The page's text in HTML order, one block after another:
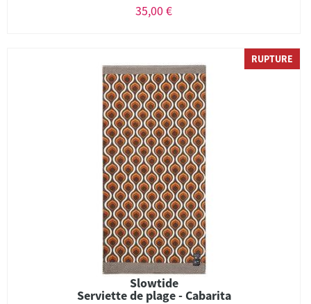
35,00 €
RUPTURE
Slowtide
Serviette de plage - Cabarita